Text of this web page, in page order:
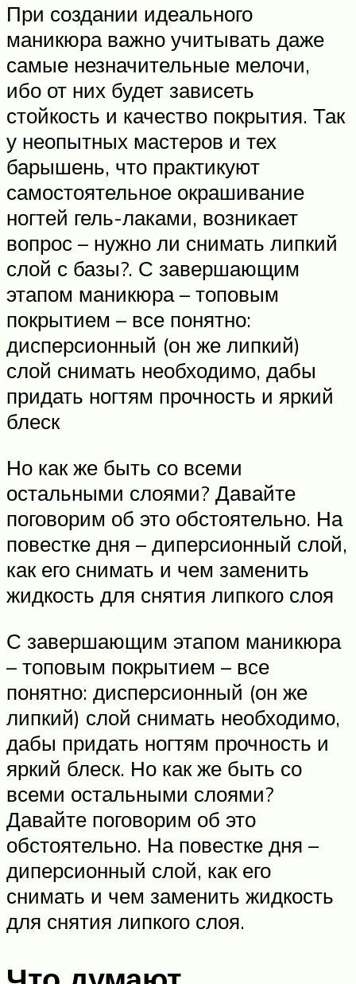
При создании идеального
маникюра важно учитывать даже
самые незначительные мелочи,
ибо от них будет зависеть
стойкость и качество покрытия. Так
у неопытных мастеров и тех
барышень, что практикуют
самостоятельное окрашивание
ногтей гель-лаками, возникает
вопрос – нужно ли снимать липкий
слой с базы?. С завершающим
этапом маникюра – топовым
покрытием – все понятно:
дисперсионный (он же липкий)
слой снимать необходимо, дабы
придать ногтям прочность и яркий
блеск
Но как же быть со всеми
остальными слоями? Давайте
поговорим об это обстоятельно. На
повестке дня – диперсионный слой,
как его снимать и чем заменить
жидкость для снятия липкого слоя
С завершающим этапом маникюра
– топовым покрытием – все
понятно: дисперсионный (он же
липкий) слой снимать необходимо,
дабы придать ногтям прочность и
яркий блеск. Но как же быть со
всеми остальными слоями?
Давайте поговорим об это
обстоятельно. На повестке дня –
диперсионный слой, как его
снимать и чем заменить жидкость
для снятия липкого слоя.